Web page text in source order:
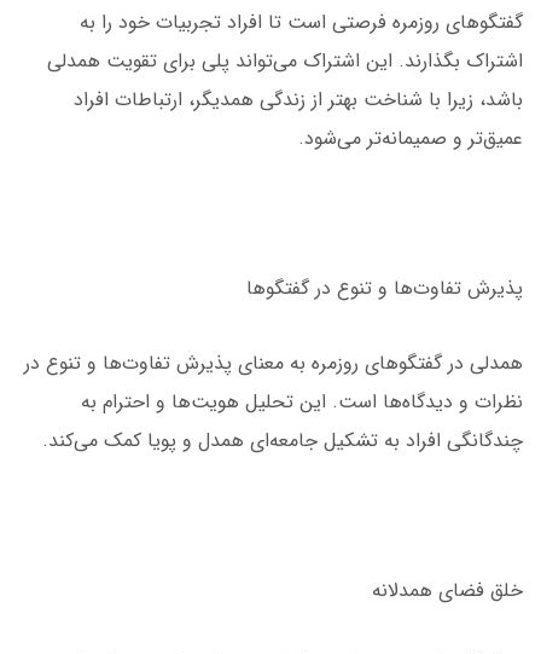
گفتگوهای روزمره فرصتی است تا افراد تجربیات خود را به
اشتراک بگذارند. این اشتراک می‌تواند پلی برای تقویت همدلی
باشد، زیرا با شناخت بهتر از زندگی همدیگر، ارتباطات افراد
عمیق‌تر و صمیمانه‌تر می‌شود.
پذیرش تفاوت‌ها و تنوع در گفتگوها
همدلی در گفتگوهای روزمره به معنای پذیرش تفاوت‌ها و تنوع در
نظرات و دیدگاه‌ها است. این تحلیل هویت‌ها و احترام به
چندگانگی افراد به تشکیل جامعه‌ای همدل و پویا کمک می‌کند.
خلق فضای همدلانه